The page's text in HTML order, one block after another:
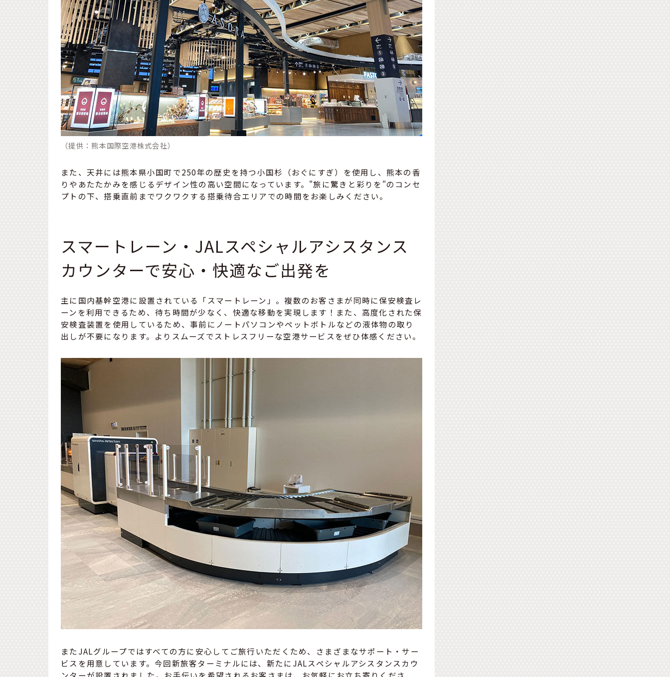
（提供：熊本国際空港株式会社）
また、天井には熊本県小国町で250年の歴史を持つ小国杉（おぐにすぎ）を使用し、熊本の香
りやあたたかみを感じるデザイン性の高い空間になっています。"旅に驚きと彩りを"のコンセ
プトの下、搭乗直前までワクワクする搭乗待合エリアでの時間をお楽しみください。
スマートレーン・JALスペシャルアシスタンス
カウンターで安心・快適なご出発を
主に国内基幹空港に設置されている「スマートレーン」。複数のお客さまが同時に保安検査レ
ーンを利用できるため、待ち時間が少なく、快適な移動を実現します！また、高度化された保
安検査装置を使用しているため、事前にノートパソコンやペットボトルなどの液体物の取り
出しが不要になります。よりスムーズでストレスフリーな空港サービスをぜひ体感ください。
またJALグループではすべての方に安心してご旅行いただくため、さまざまなサポート・サー
ビスを用意しています。今回新旅客ターミナルには、新たにJALスペシャルアシスタンスカウ